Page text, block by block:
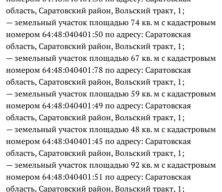
область, Саратовский район, Вольский тракт, 1;
— земельный участок площадью 74 кв. м с кадастровым
номером 64:48:040401:50 по адресу: Саратовская
область, Саратовский район, Вольский тракт, 1;
— земельный участок площадью 67 кв. м с кадастровым
номером 64:48:040401:78 по адресу: Саратовская
область, Саратовский район, Вольский тракт, 1;
— земельный участок площадью 59 кв. м с кадастровым
номером 64:48:040401:49 по адресу: Саратовская
область, Саратовский район, Вольский тракт, 1;
— земельный участок площадью 48 кв. м с кадастровым
номером 64:48:040401:45 по адресу: Саратовская
область, Саратовский район, Вольский тракт, 1;
— земельный участок площадью 92 кв. м с кадастровым
номером 64:48:040401:51 по адресу: Саратовская
область, Саратовский район, Вольский тракт, 1;